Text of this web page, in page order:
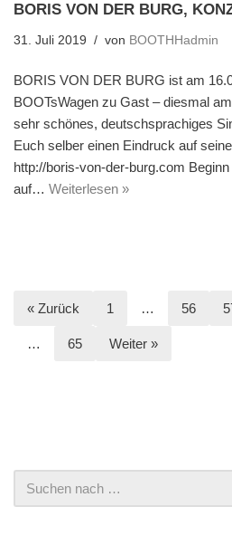
BORIS VON DER BURG,
31. Juli 2019 von BOOTHHadmin
BORIS VON DER BURG ist am
BOOTsWagen zu Gast – diesmal
sehr schönes, deutschsprachiges
Euch selber einen Eindruck auf
http://boris-von-der-burg.com
auf… Weiterlesen »
« Zurück 1 … 56
… 65 Weiter »